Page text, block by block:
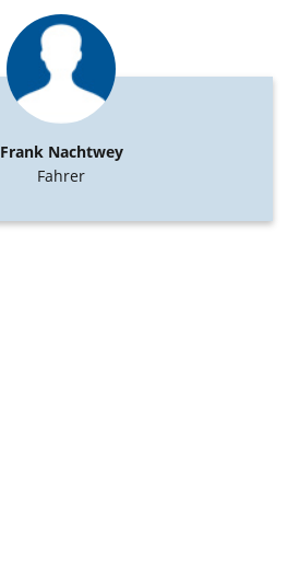
Frank Nachtwey
Fahrer